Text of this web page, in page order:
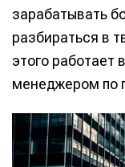
зарабатывать
разбираться в
этого работает
менеджером по